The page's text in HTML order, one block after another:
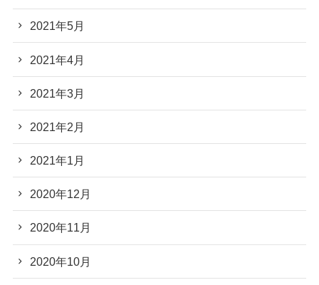
2021年5月
2021年4月
2021年3月
2021年2月
2021年1月
2020年12月
2020年11月
2020年10月